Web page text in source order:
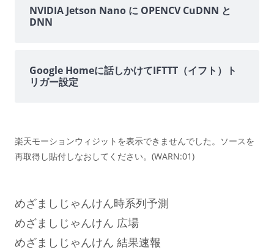
NVIDIA Jetson Nano に OPENCV CuDNN と
DNN
Google Homeに話しかけてIFTTT（イフト）ト
リガー設定
楽天モーションウィジットを表示できませんでした。ソースを
再取得し貼付しなおしてください。(WARN:01)
めざましじゃんけん時系列予測
めざましじゃんけん 広場
めざましじゃんけん 結果速報